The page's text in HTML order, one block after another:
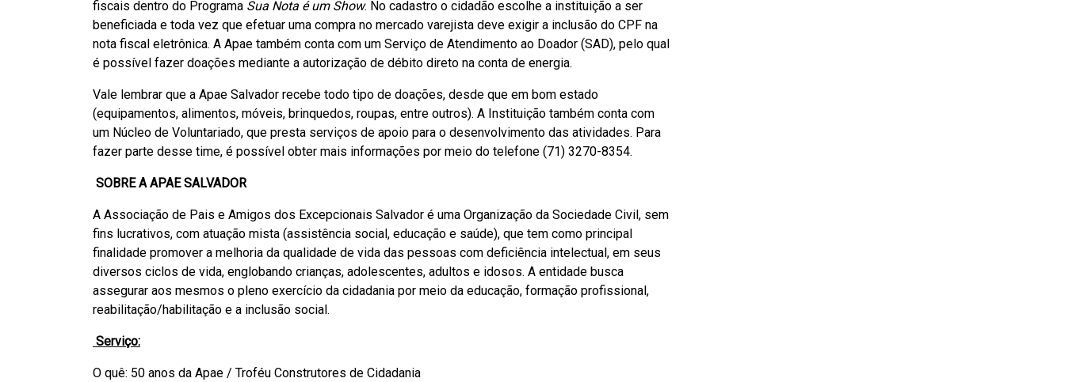
fiscais dentro do Programa Sua Nota é um Show. No cadastro o cidadão escolhe a instituição a ser
beneficiada e toda vez que efetuar uma compra no mercado varejista deve exigir a inclusão do CPF na
nota fiscal eletrônica. A Apae também conta com um Serviço de Atendimento ao Doador (SAD), pelo qual
é possível fazer doações mediante a autorização de débito direto na conta de energia.
Vale lembrar que a Apae Salvador recebe todo tipo de doações, desde que em bom estado
(equipamentos, alimentos, móveis, brinquedos, roupas, entre outros). A Instituição também conta com
um Núcleo de Voluntariado, que presta serviços de apoio para o desenvolvimento das atividades. Para
fazer parte desse time, é possível obter mais informações por meio do telefone (71) 3270-8354.
SOBRE A APAE SALVADOR
A Associação de Pais e Amigos dos Excepcionais Salvador é uma Organização da Sociedade Civil, sem
fins lucrativos, com atuação mista (assistência social, educação e saúde), que tem como principal
finalidade promover a melhoria da qualidade de vida das pessoas com deficiência intelectual, em seus
diversos ciclos de vida, englobando crianças, adolescentes, adultos e idosos. A entidade busca
assegurar aos mesmos o pleno exercício da cidadania por meio da educação, formação profissional,
reabilitação/habilitação e a inclusão social.
Serviço:
O quê: 50 anos da Apae / Troféu Construtores de Cidadania